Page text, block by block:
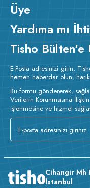
Üye
Yardıma mı
Tisho Bülten'e
E-Posta adresinizi girin,
hemen haberdar olun,
Bu formu göndererek,
Verilerin Korunmasına
işlenmesine ve hizmet
Cihangir Mh
İstanbul